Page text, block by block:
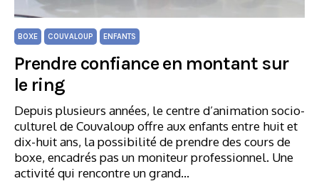
BOXE COUVALOUP ENFANTS
Prendre confiance en montant sur
le ring
Depuis plusieurs années, le centre d’animation socio-
culturel de Couvaloup offre aux enfants entre huit et
dix-huit ans, la possibilité de prendre des cours de
boxe, encadrés pas un moniteur professionnel. Une
activité qui rencontre un grand…